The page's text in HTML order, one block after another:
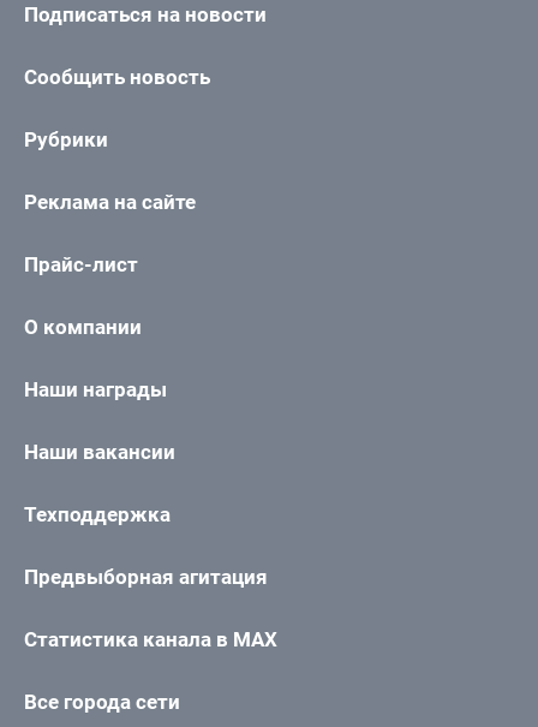
Подписаться на новости
Сообщить новость
Рубрики
Реклама на сайте
Прайс-лист
О компании
Наши награды
Наши вакансии
Техподдержка
Предвыборная агитация
Статистика канала в MAX
Все города сети